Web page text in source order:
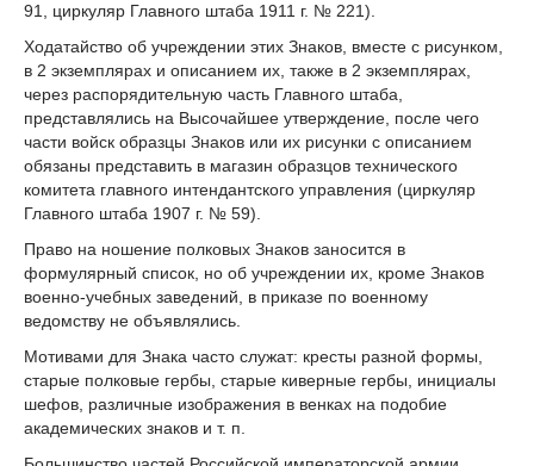
91, циркуляр Главного штаба 1911 г. № 221).
Ходатайство об учреждении этих Знаков, вместе с рисунком,
в 2 экземплярах и описанием их, также в 2 экземплярах,
через распорядительную часть Главного штаба,
представлялись на Высочайшее утверждение, после чего
части войск образцы Знаков или их рисунки с описанием
обязаны представить в магазин образцов технического
комитета главного интендантского управления (циркуляр
Главного штаба 1907 г. № 59).
Право на ношение полковых Знаков заносится в
формулярный список, но об учреждении их, кроме Знаков
военно-учебных заведений, в приказе по военному
ведомству не объявлялись.
Мотивами для Знака часто служат: кресты разной формы,
старые полковые гербы, старые киверные гербы, инициалы
шефов, различные изображения в венках на подобие
академических знаков и т. п.